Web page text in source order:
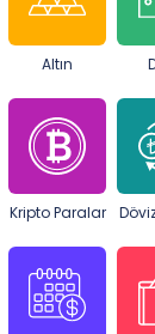
Altın
Kripto Paralar